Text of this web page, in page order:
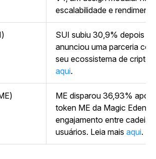
escalabilidade e
SUI subiu 30,9% depois
anunciou uma parceria
seu ecossistema de
aqui.
ME disparou 36,93%
token ME da Magic Eden
engajamento entre
usuários. Leia mais aqui.